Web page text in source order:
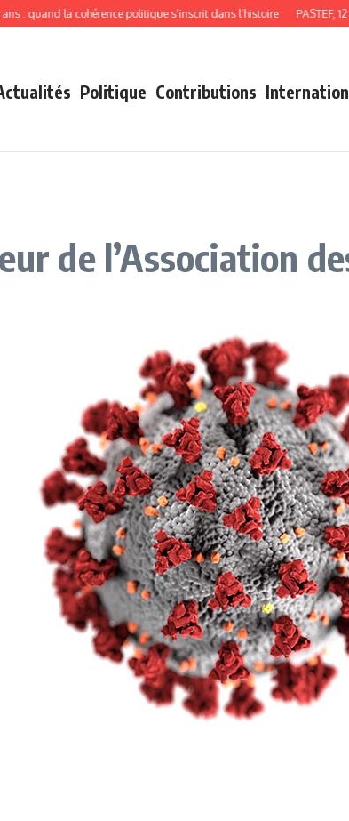
quand la cohérence politique s’inscrit dans l’histoire PASTEF, 12
Politique Contributions
de l’Association